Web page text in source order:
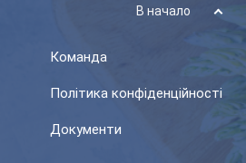
В начало
Команда
Політика конфіденційності
Документи